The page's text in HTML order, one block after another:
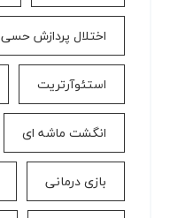
اختلال پردازش حسی
استئوآرتریت
انگشت ماشه ای
بازی درمانی